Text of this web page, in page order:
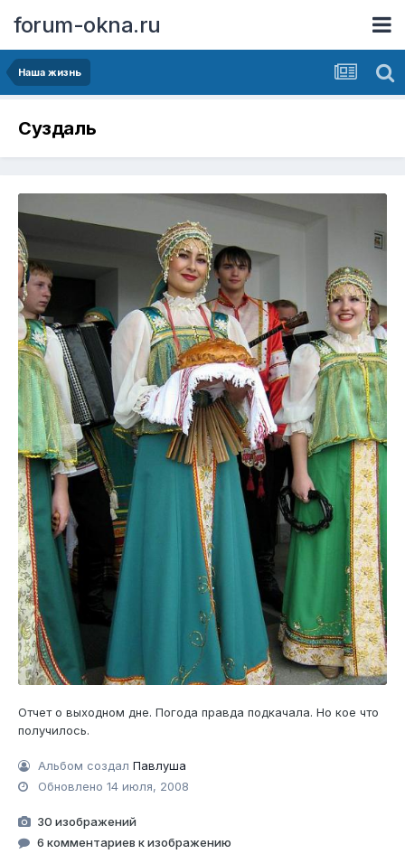
forum-okna.ru
Наша жизнь
Суздаль
Отчет о выходном дне. Погода правда подкачала. Но кое что
получилось.
Альбом создалПавлуша
Обновлено14 июля, 2008
30 изображений
6 комментариев к изображению